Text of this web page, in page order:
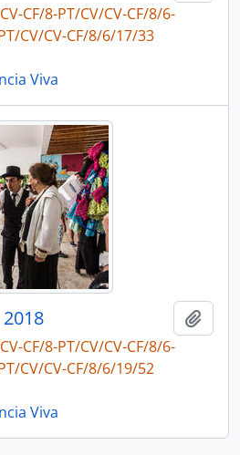
CF/8-PT/CV/CV-CF/8/6-
CV/CV-CF/8/6/17/33
Viva
CF/8-PT/CV/CV-CF/8/6-
CV/CV-CF/8/6/19/52
Viva